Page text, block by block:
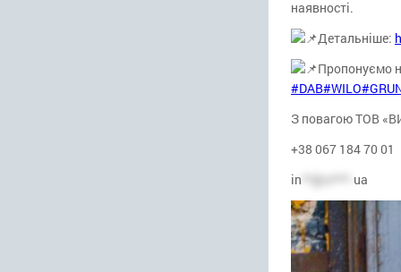
наявності.
Детальніше:
Пропонуємо
#DAB#WILO
З повагою ТОВ
+38 067 184 70 01
in **@vi***. ua